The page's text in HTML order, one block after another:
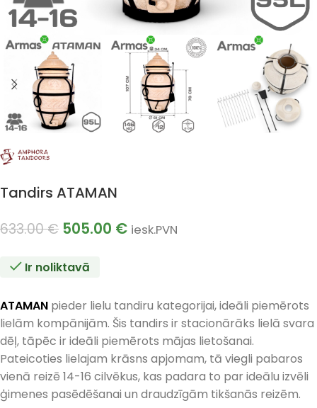
Tandirs ATAMAN
633.00€ 505.00 € iesk.PVN
Ir noliktavā
ATAMAN pieder lielu tandiru kategorijai, ideāli piemērots
lielām kompānijām. Šis tandirs ir stacionārāks lielā svara
dēļ, tāpēc ir ideāli piemērots mājas lietošanai.
Pateicoties lielajam krāsns apjomam, tā viegli pabaros
vienā reizē 14-16 cilvēkus, kas padara to par ideālu izvēli
ģimenes pasēdēšanai un draudzīgām tikšanās reizēm.